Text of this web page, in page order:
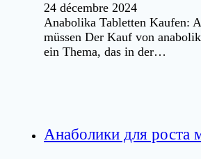
24 décembre 2024
Anabolika Tabletten Kaufen:
müssen Der Kauf von
ein Thema, das in der…
Анаболики для